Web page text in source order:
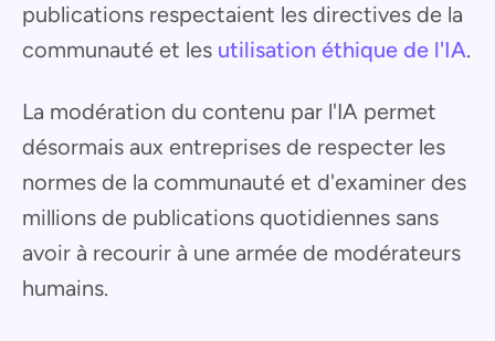
publications respectaient les directives de la
communauté et les utilisation éthique de l'IA.
La modération du contenu par l'IA permet
désormais aux entreprises de respecter les
normes de la communauté et d'examiner des
millions de publications quotidiennes sans
avoir à recourir à une armée de modérateurs
humains.